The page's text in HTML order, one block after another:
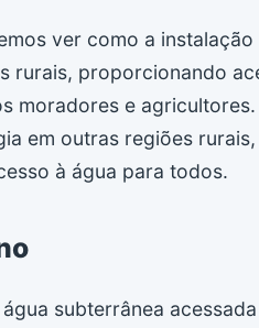
ver como a
rurais, proporcionando
moradores e
em outras regiões
à água para todos.
subterrânea